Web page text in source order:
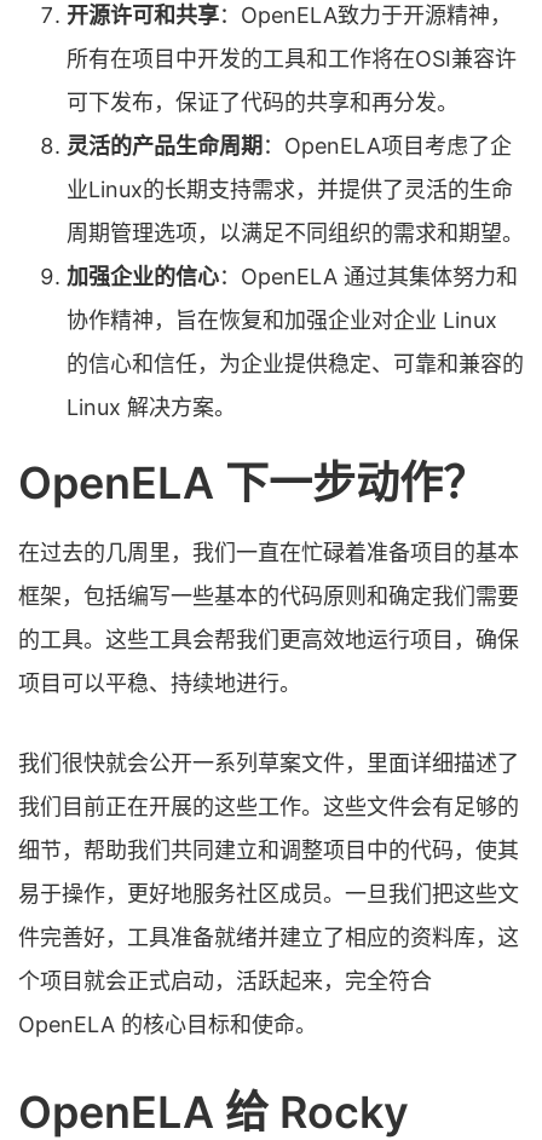
开源许可和共享：OpenELA致力于开源精神，
所有在项目中开发的工具和工作将在OSI兼容许
可下发布，保证了代码的共享和再分发。
灵活的产品生命周期 ：OpenELA项目考虑了企
业Linux的长期支持需求，并提供了灵活的生命
周期管理选项，以满足不同组织的需求和期望。
加强企业的信心：OpenELA 通过其集体努力和
协作精神，旨在恢复和加强企业对企业 Linux
的信心和信任，为企业提供稳定、可靠和兼容的
Linux 解决方案。
OpenELA 下一步动作？
在过去的几周里，我们一直在忙碌着准备项目的基本
框架，包括编写一些基本的代码原则和确定我们需要
的工具。这些工具会帮我们更高效地运行项目，确保
项目可以平稳、持续地进行。
我们很快就会公开一系列草案文件，里面详细描述了
我们目前正在开展的这些工作。这些文件会有足够的
细节，帮助我们共同建立和调整项目中的代码，使其
易于操作，更好地服务社区成员。一旦我们把这些文
件完善好，工具准备就绪并建立了相应的资料库，这
个项目就会正式启动，活跃起来，完全符合
OpenELA 的核心目标和使命。
OpenELA 给 Rocky